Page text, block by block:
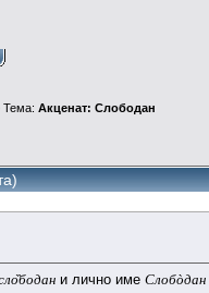
Тема: Акценат: Слободан
и лично име Слобòдан